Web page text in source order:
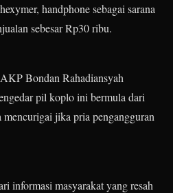
handphone sebagai sarana
sebesar Rp30 ribu.
Bondan Rahadiansyah
pil koplo ini bermula dari
jika pria pengangguran
informasi masyarakat yang resah